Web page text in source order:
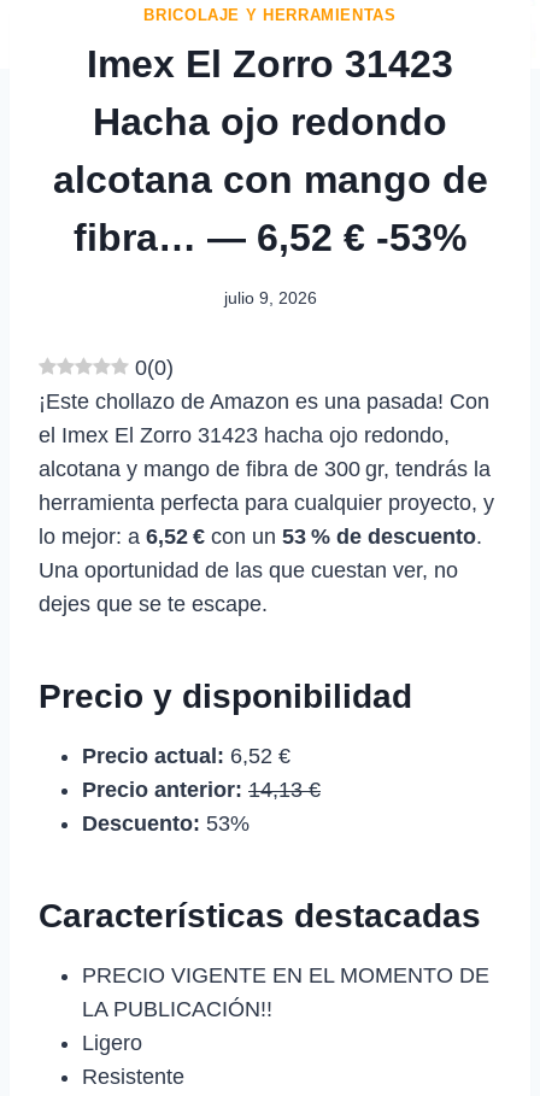
BRICOLAJE Y HERRAMIENTAS
Imex El Zorro 31423
Hacha ojo redondo
alcotana con mango de
fibra… — 6,52 € -53%
julio 9, 2026
0(0)
¡Este chollazo de Amazon es una pasada! Con
el Imex El Zorro 31423 hacha ojo redondo,
alcotana y mango de fibra de 300 gr, tendrás la
herramienta perfecta para cualquier proyecto, y
lo mejor: a 6,52 € con un 53 % de descuento.
Una oportunidad de las que cuestan ver, no
dejes que se te escape.
Precio y disponibilidad
Precio actual: 6,52 €
Precio anterior: 14,13 €
Descuento: 53%
Características destacadas
PRECIO VIGENTE EN EL MOMENTO DE
LA PUBLICACIÓN!!
Ligero
Resistente